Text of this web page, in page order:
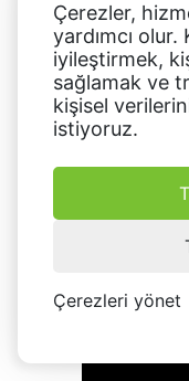
Çerezler,
yardımcı olur.
iyileştirmek,
sağlamak ve
kişisel
istiyoruz.
Çerezleri yönet